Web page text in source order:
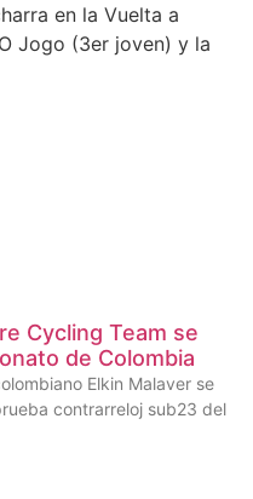
en la Vuelta a
Jogo (3er joven) y la
Cycling Team se
de Colombia
Elkin Malaver se
contrarreloj sub23 del